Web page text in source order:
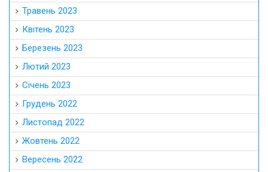
Травень 2023
Квітень 2023
Березень 2023
Лютий 2023
Січень 2023
Грудень 2022
Листопад 2022
Жовтень 2022
Вересень 2022